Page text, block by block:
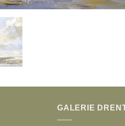
GALERIE